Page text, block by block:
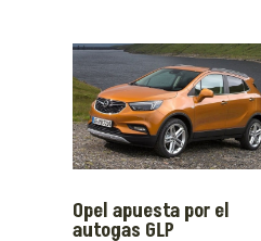
Opel apuesta por el
autogas GLP